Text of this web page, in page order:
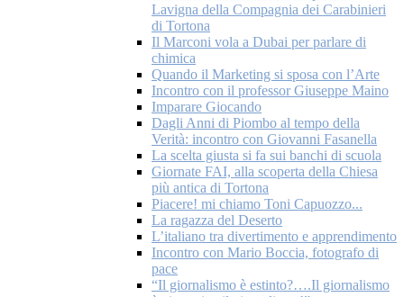
Lavigna della Compagnia dei Carabinieri
di Tortona
Il Marconi vola a Dubai per parlare di
chimica
Quando il Marketing si sposa con l’Arte
Incontro con il professor Giuseppe Maino
Imparare Giocando
Dagli Anni di Piombo al tempo della
Verità: incontro con Giovanni Fasanella
La scelta giusta si fa sui banchi di scuola
Giornate FAI, alla scoperta della Chiesa
più antica di Tortona
Piacere! mi chiamo Toni Capuozzo...
La ragazza del Deserto
L’italiano tra divertimento e apprendimento
Incontro con Mario Boccia, fotografo di
pace
“Il giornalismo è estinto?….Il giornalismo